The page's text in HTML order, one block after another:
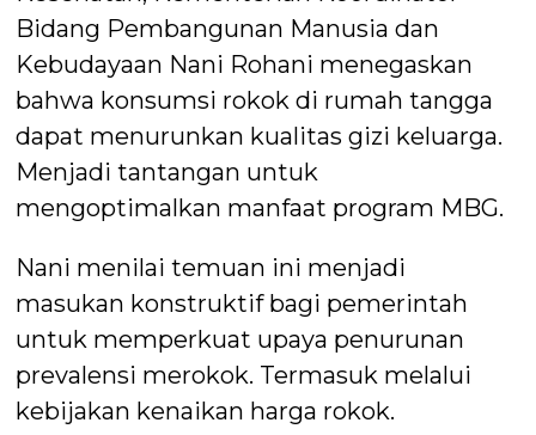
Bidang Pembangunan Manusia dan
Kebudayaan Nani Rohani menegaskan
bahwa konsumsi rokok di rumah tangga
dapat menurunkan kualitas gizi keluarga.
Menjadi tantangan untuk
mengoptimalkan manfaat program MBG.
Nani menilai temuan ini menjadi
masukan konstruktif bagi pemerintah
untuk memperkuat upaya penurunan
prevalensi merokok. Termasuk melalui
kebijakan kenaikan harga rokok.